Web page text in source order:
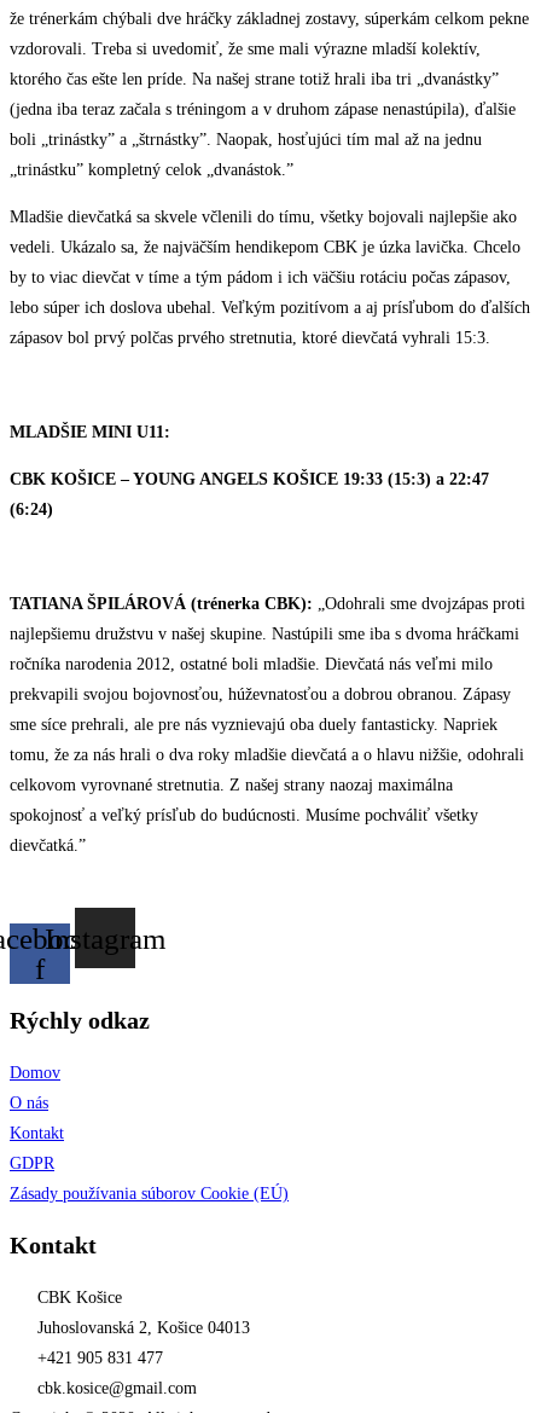
že trénerkám chýbali dve hráčky základnej zostavy, súperkám celkom pekne
vzdorovali. Treba si uvedomiť, že sme mali výrazne mladší kolektív,
ktorého čas ešte len príde. Na našej strane totiž hrali iba tri „dvanástky”
(jedna iba teraz začala s tréningom a v druhom zápase nenastúpila), ďalšie
boli „trinástky” a „štrnástky”. Naopak, hosťujúci tím mal až na jednu
„trinástku” kompletný celok „dvanástok.”
Mladšie dievčatká sa skvele včlenili do tímu, všetky bojovali najlepšie ako
vedeli. Ukázalo sa, že najväčším hendikepom CBK je úzka lavička. Chcelo
by to viac dievčat v tíme a tým pádom i ich väčšiu rotáciu počas zápasov,
lebo súper ich doslova ubehal. Veľkým pozitívom a aj prísľubom do ďalších
zápasov bol prvý polčas prvého stretnutia, ktoré dievčatá vyhrali 15:3.
MLADŠIE MINI U11:
CBK KOŠICE – YOUNG ANGELS KOŠICE 19:33 (15:3) a 22:47
(6:24)
TATIANA ŠPILÁROVÁ (trénerka CBK): „Odohrali sme dvojzápas proti
najlepšiemu družstvu v našej skupine. Nastúpili sme iba s dvoma hráčkami
ročníka narodenia 2012, ostatné boli mladšie. Dievčatá nás veľmi milo
prekvapili svojou bojovnosťou, húževnatosťou a dobrou obranou. Zápasy
sme síce prehrali, ale pre nás vyznievajú oba duely fantasticky. Napriek
tomu, že za nás hrali o dva roky mladšie dievčatá a o hlavu nižšie, odohrali
celkovom vyrovnané stretnutia. Z našej strany naozaj maximálna
spokojnosť a veľký prísľub do budúcnosti. Musíme pochváliť všetky
dievčatká.”
f
Instagram
Rýchly odkaz
Domov
O nás
Kontakt
GDPR
Zásady používania súborov Cookie (EÚ)
Kontakt
CBK Košice
Juhoslovanská 2, Košice 04013
+421 905 831 477
cbk.kosice@gmail.com